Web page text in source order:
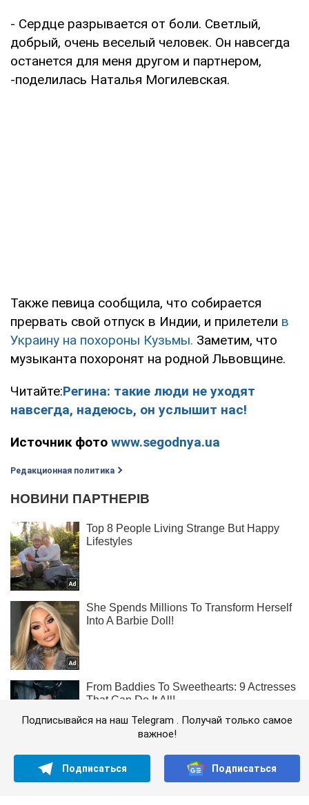
- Сердце разрывается от боли. Светлый,
добрый, очень веселый человек. Он навсегда
останется для меня другом и партнером,
-поделилась Наталья Могилевская.
Также певица сообщила, что собирается
прервать свой отпуск в Индии, и прилетели в
Украину на похороны Кузьмы. Заметим, что
музыканта похоронят на родной Львовщине.
Читайте:Регина: такие люди не уходят
навсегда, надеюсь, он услышит нас!
Источник фото www.segodnya.ua
Редакционная политика